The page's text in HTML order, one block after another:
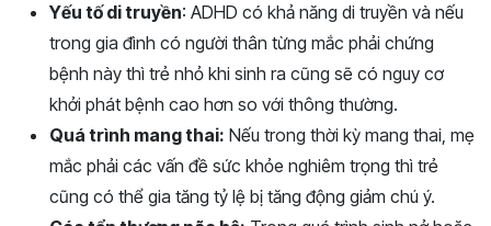
Yếu tố di truyền: ADHD có khả năng di truyền và nếu
trong gia đình có người thân từng mắc phải chứng
bệnh này thì trẻ nhỏ khi sinh ra cũng sẽ có nguy cơ
khởi phát bệnh cao hơn so với thông thường.
Quá trình mang thai: Nếu trong thời kỳ mang thai, mẹ
mắc phải các vấn đề sức khỏe nghiêm trọng thì trẻ
cũng có thể gia tăng tỷ lệ bị tăng động giảm chú ý.